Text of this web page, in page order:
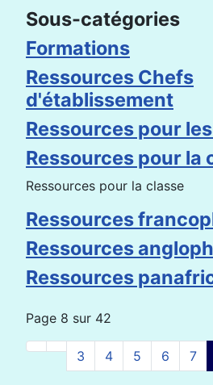
Sous-catégories
Formations
Ressources Chefs
d'établissement
Ressources pour
Ressources pour la
Ressources pour la classe
Ressources
Ressources
Ressources
Page 8 sur 42
3 4 5 6 7